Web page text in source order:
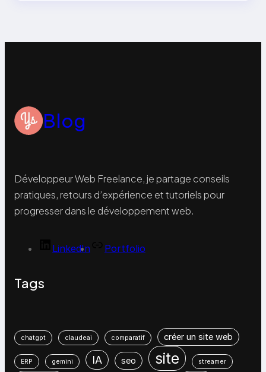
Blog
Développeur Web Freelance, je partage conseils
pratiques, retours d’expérience et tutoriels pour
progresser dans le développement web.
LinkedIn Portfolio
Tags
chatgpt claudeai comparatif créer un site web
ERP gemini IA seo site streamer